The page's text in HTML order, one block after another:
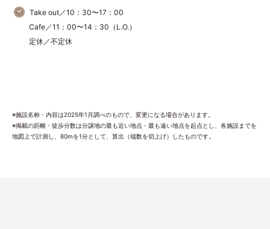
Take out／10：30〜17：00
Cafe／11：00〜14：30（L.O.）
定休／不定休
※施設名称・内容は2025年1月調べのもので、変更になる場合があります。
※掲載の距離・徒歩分数は分譲地の最も近い地点・最も遠い地点を起点とし、各施設までを
地図上で計測し、80mを1分として、算出（端数を切上げ）したものです。